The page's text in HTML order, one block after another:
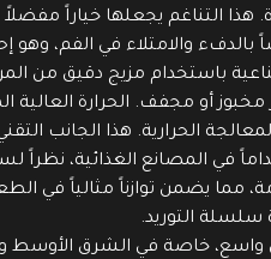
هذا التناغم يجعلها
والامتلاء في الفم،
باستخدام مزيج دقيق
أو مجفف. الحرارة
الحرارية. هذا الجانب
في المصانع الغذائية،
يضمن توازناً مثالياً في
التوريد.
خاصة في الشرق الأوسط